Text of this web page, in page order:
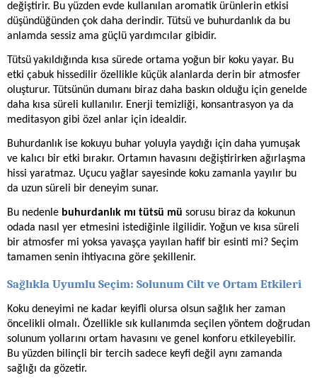
değiştirir. Bu yüzden evde kullanılan aromatik ürünlerin etkisi
düşündüğünden çok daha derindir. Tütsü ve buhurdanlık da bu
anlamda sessiz ama güçlü yardımcılar gibidir.
Tütsüyakıldığında kısa sürede ortama yoğun bir koku yayar. Bu
etki çabuk hissedilir özellikle küçük alanlarda derin bir atmosfer
oluşturur. Tütsünün dumanı biraz daha baskın olduğu için genelde
daha kısa süreli kullanılır. Enerji temizliği, konsantrasyon ya da
meditasyon gibi özel anlar için idealdir.
Buhurdanlık ise kokuyu buhar yoluyla yaydığı için daha yumuşak
ve kalıcı bir etki bırakır. Ortamın havasını değiştirirken ağırlaşma
hissi yaratmaz. Uçucu yağlar sayesinde koku zamanla yayılır bu
da uzun süreli bir deneyim sunar.
Bu nedenle buhurdanlık mı tütsü mü sorusu biraz da kokunun
odada nasıl yer etmesini istediğinle ilgilidir. Yoğun ve kısa süreli
bir atmosfer mi yoksa yavaşça yayılan hafif bir esinti mi? Seçim
tamamen senin ihtiyacına göre şekillenir.
Sağlıkla Uyumlu Seçim: Solunum Cilt ve Ortam Etkileri
Koku deneyimi ne kadar keyifli olursa olsun sağlık her zaman
öncelikli olmalı. Özellikle sık kullanımda seçilen yöntem doğrudan
solunum yollarını ortam havasını ve genel konforu etkileyebilir.
Bu yüzden bilinçli bir tercih sadece keyfi değil aynı zamanda
sağlığı da gözetir.